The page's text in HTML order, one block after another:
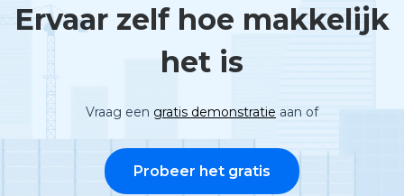
Ervaar zelf hoe makkelijk
het is
Vraag een gratis demonstratie aan of
Probeer het gratis